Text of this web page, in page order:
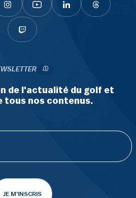
de l'actualité du golf et
tous nos contenus.
JE M'INSCRIS